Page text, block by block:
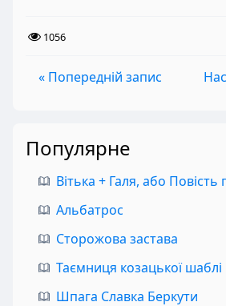
1056
« Попередній запис
Популярне
Альбатрос
Сторожова застава
Таємниця козацької шаблі
Шпага Славка Беркути